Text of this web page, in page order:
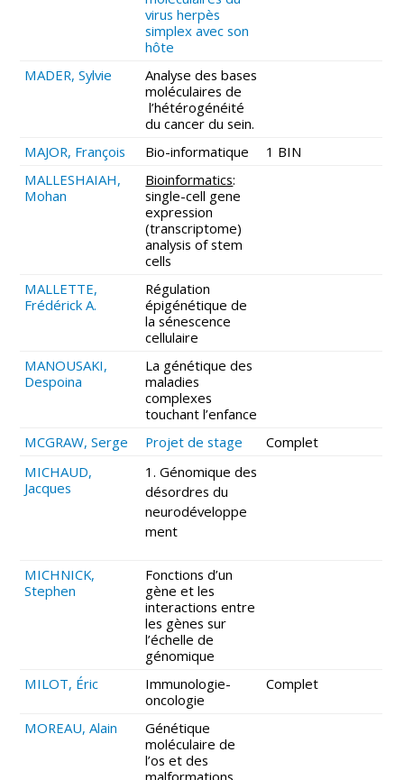
virus herpès
simplex avec son
hôte
MADER, Sylvie
Analyse des bases
moléculaires de
l’hétérogénéité
du cancer du sein.
MAJOR, François
Bio-informatique
1 BIN
MALLESHAIAH,
Mohan
Bioinformatics:
single-cell gene
expression
(transcriptome)
analysis of stem
cells
MALLETTE,
Frédérick A.
Régulation
épigénétique de
la sénescence
cellulaire
MANOUSAKI,
Despoina
La génétique des
maladies
complexes
touchant l’enfance
MCGRAW, Serge
Projet de stage
Complet
MICHAUD,
Jacques
1. Génomique des
désordres du
neurodéveloppe
ment
MICHNICK,
Stephen
Fonctions d’un
gène et les
interactions entre
les gènes sur
l’échelle de
génomique
MILOT, Éric
Immunologie-
oncologie
Complet
MOREAU, Alain
Génétique
moléculaire de
l’os et des
malformations